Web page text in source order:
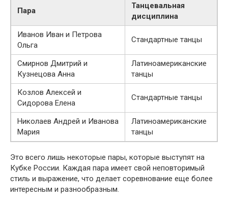
Пара
Танцевальная
дисциплина
Иванов Иван и Петрова
Ольга
Стандартные танцы
Смирнов Дмитрий и
Кузнецова Анна
Латиноамериканские
танцы
Козлов Алексей и
Сидорова Елена
Стандартные танцы
Николаев Андрей и Иванова
Мария
Латиноамериканские
танцы
Это всего лишь некоторые пары, которые выступят на
Кубке России. Каждая пара имеет свой неповторимый
стиль и выражение, что делает соревнование еще более
интересным и разнообразным.